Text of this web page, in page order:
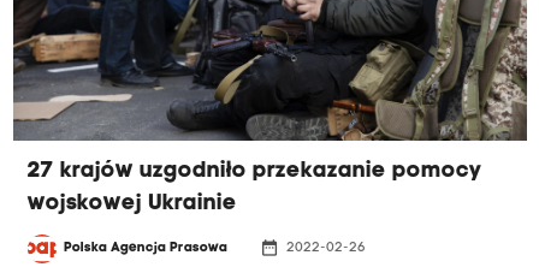
27 krajów uzgodniło przekazanie pomocy
wojskowej Ukrainie
Polska Agencja Prasowa date_range 2022-02-26